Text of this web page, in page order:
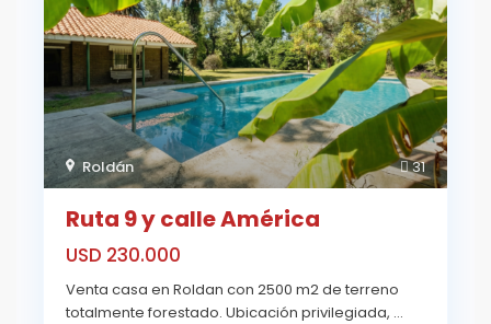
31
Roldán
Ruta 9 y calle América
USD 230.000
Venta casa en Roldan con 2500 m2 de terreno
totalmente forestado. Ubicación privilegiada, ...